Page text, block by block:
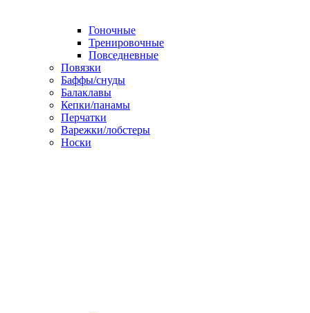
Гоночные
Тренировочные
Повседневные
Повязки
Баффы/снуды
Балаклавы
Кепки/панамы
Перчатки
Варежки/лобстеры
Носки